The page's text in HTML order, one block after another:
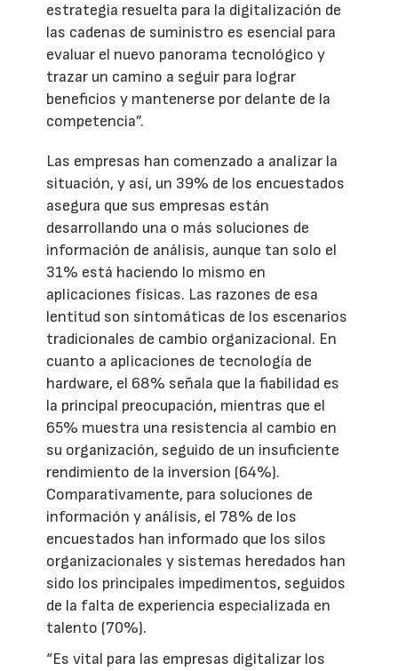
estrategia resuelta para la digitalización de
las cadenas de suministro es esencial para
evaluar el nuevo panorama tecnológico y
trazar un camino a seguir para lograr
beneficios y mantenerse por delante de la
competencia”.
Las empresas han comenzado a analizar la
situación, y así, un 39% de los encuestados
asegura que sus empresas están
desarrollando una o más soluciones de
información de análisis, aunque tan solo el
31% está haciendo lo mismo en
aplicaciones físicas. Las razones de esa
lentitud son sintomáticas de los escenarios
tradicionales de cambio organizacional. En
cuanto a aplicaciones de tecnología de
hardware, el 68% señala que la fiabilidad es
la principal preocupación, mientras que el
65% muestra una resistencia al cambio en
su organización, seguido de un insuficiente
rendimiento de la inversion (64%).
Comparativamente, para soluciones de
información y análisis, el 78% de los
encuestados han informado que los silos
organizacionales y sistemas heredados han
sido los principales impedimentos, seguidos
de la falta de experiencia especializada en
talento (70%).
“Es vital para las empresas digitalizar los